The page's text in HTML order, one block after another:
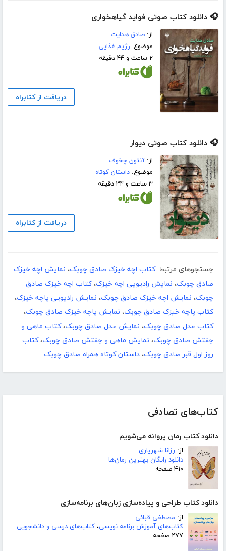
کتاب‌های تصادفی
دانلود کتاب رمان پروانه می‌شویم
از: رزانا شهریاری
دانلود رایگان بهترین رمان‌ها
۴۱۰ صفحه
دانلود کتاب طراحی و پیاده‌سازی زبان‌های برنامه‌سازی
از: مصطفی قبائی
کتاب‌های آموزش برنامه نویسی، کتاب‌های درسی و دانشجویی
۲۷۷ صفحه
🎧 دانلود کتاب صوتی فواید گیاهخواری
از:صادق هدایت
موضوع:رژیم غذایی
۲ ساعت و ۴۴ دقیقه
دریافت از کتابراه
🎧 دانلود کتاب صوتی دیوار
از:آنتون چخوف
موضوع:داستان کوتاه
۳ ساعت و ۳۴ دقیقه
دریافت از کتابراه
جستجوهای مرتبط: کتاب اچه خیزک صادق چوبک، نمایش اچه خیزک
صادق چوبک، نمایش رادیویی اچه خیزک،کتاب اچه خیزک صادق
چوبک، نمایش اچه خیزک صادق چوبک، نمایش رادیویی پاچه خیزک،
کتاب پاچه خیزک صادق چوبک، نمایش پاچه خیزک صادق چوبک،
کتاب عدل صادق چوبک، نمایش عدل صادق چوبک،کتاب ماهی و
جفتش صادق چوبک، نمایش ماهی و جفتش صادق چوبک،کتاب
روز اول قبر صادق چوبک، داستان کوتاه همراه صادق چوبک